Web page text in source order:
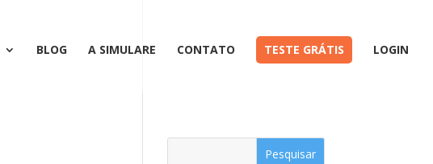
BLOG A SIMULARE CONTATO TESTE GRÁTIS LOGIN